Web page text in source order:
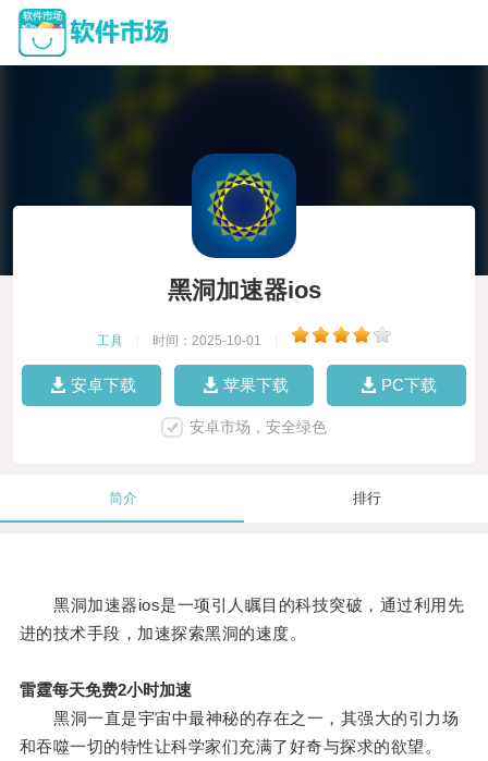
黑洞加速器ios
工具 时间：2025-10-01
安卓下载 苹果下载 PC下载
安卓市场，安全绿色
简介 排行
黑洞加速器ios是一项引人瞩目的科技突破，通过利用先
进的技术手段，加速探索黑洞的速度。
雷霆每天免费2小时加速
黑洞一直是宇宙中最神秘的存在之一，其强大的引力场
和吞噬一切的特性让科学家们充满了好奇与探求的欲望。